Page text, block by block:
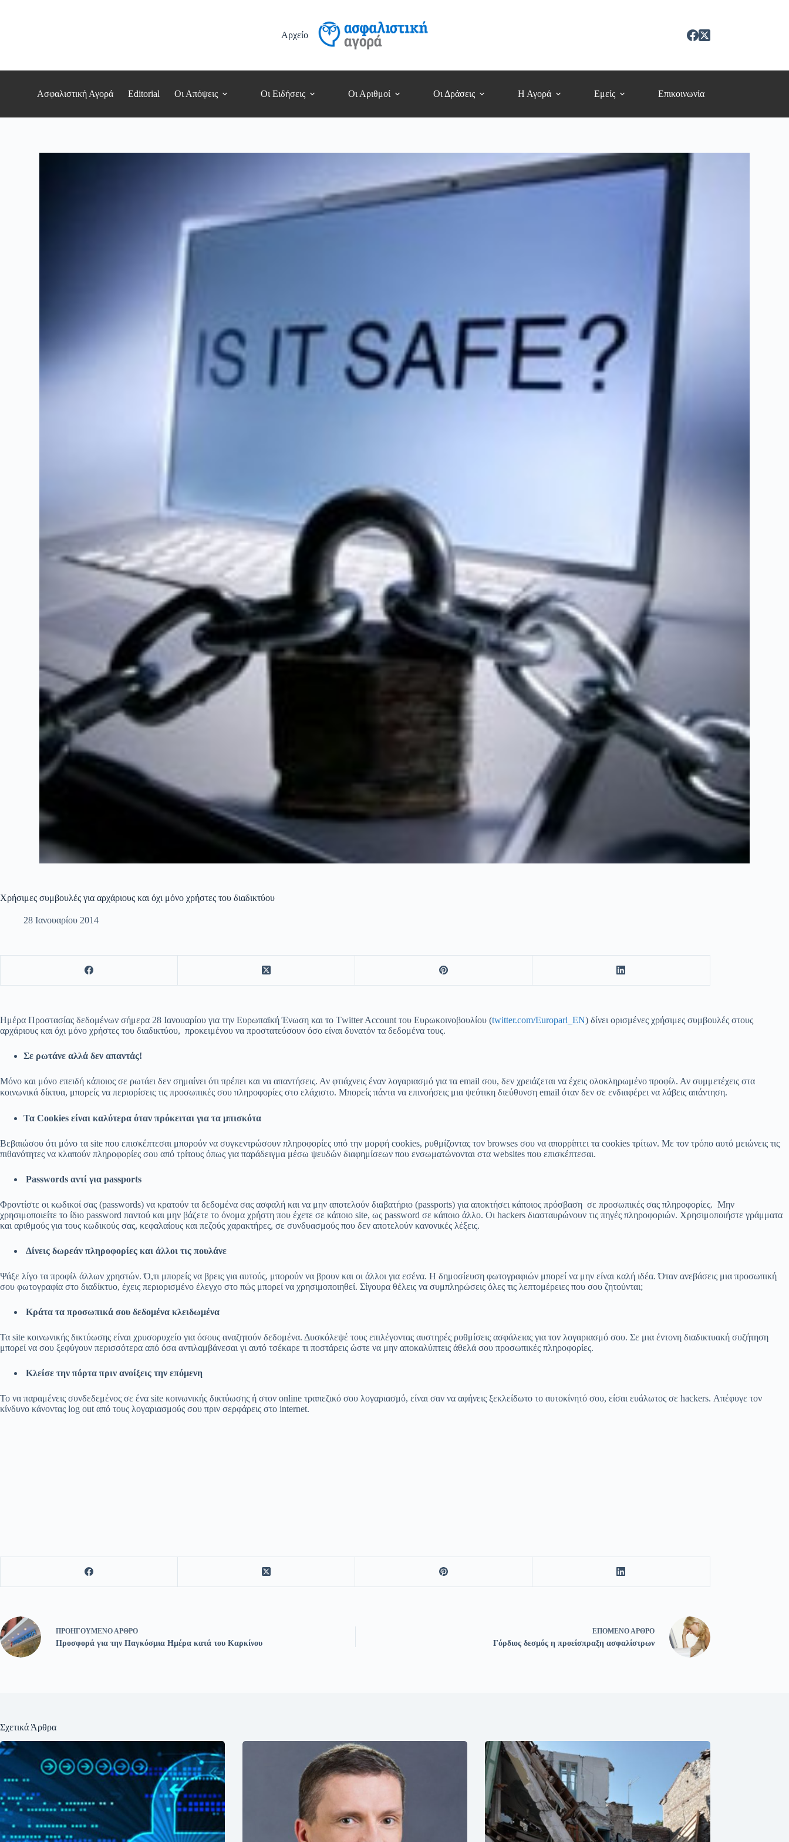
Αρχείο
Ασφαλιστική Αγορά Editorial Οι Απόψεις Οι Ειδήσεις Οι Αριθμοί Οι Δράσεις Η Αγορά Εμείς Επικοινωνία
Χρήσιμες συμβουλές για αρχάριους και όχι μόνο χρήστες του διαδικτύου
28 Ιανουαρίου 2014
Ημέρα Προστασίας δεδομένων σήμερα 28 Ιανουαρίου για την Ευρωπαϊκή Ένωση και το Τwitter Account του Ευρωκοινοβουλίου (twitter.com/Europarl_EN) δίνει ορισμένες χρήσιμες συμβουλές στους
αρχάριους και όχι μόνο χρήστες του διαδικτύου, προκειμένου να προστατεύσουν όσο είναι δυνατόν τα δεδομένα τους.
Σε ρωτάνε αλλά δεν απαντάς!
Μόνο και μόνο επειδή κάποιος σε ρωτάει δεν σημαίνει ότι πρέπει και να απαντήσεις. Αν φτιάχνεις έναν λογαριασμό για τα email σου, δεν χρειάζεται να έχεις ολοκληρωμένο προφίλ. Αν συμμετέχεις στα
κοινωνικά δίκτυα, μπορείς να περιορίσεις τις προσωπικές σου πληροφορίες στο ελάχιστο. Μπορείς πάντα να επινοήσεις μια ψεύτικη διεύθυνση email όταν δεν σε ενδιαφέρει να λάβεις απάντηση.
Τα Cookies είναι καλύτερα όταν πρόκειται για τα μπισκότα
Βεβαιώσου ότι μόνο τα site που επισκέπτεσαι μπορούν να συγκεντρώσουν πληροφορίες υπό την μορφή cookies, ρυθμίζοντας τον browses σου να απορρίπτει τα cookies τρίτων. Με τον τρόπο αυτό μειώνεις τις
πιθανότητες να κλαπούν πληροφορίες σου από τρίτους όπως για παράδειγμα μέσω ψευδών διαφημίσεων που ενσωματώνονται στα websites που επισκέπτεσαι.
Passwords αντί για passports
Φροντίστε οι κωδικοί σας (passwords) να κρατούν τα δεδομένα σας ασφαλή και να μην αποτελούν διαβατήριο (passports) για αποκτήσει κάποιος πρόσβαση σε προσωπικές σας πληροφορίες. Μην
χρησιμοποιείτε το ίδιο password παντού και μην βάζετε το όνομα χρήστη που έχετε σε κάποιο site, ως password σε κάποιο άλλο. Οι hackers διασταυρώνουν τις πηγές πληροφοριών. Χρησιμοποιήστε γράμματα
και αριθμούς για τους κωδικούς σας, κεφαλαίους και πεζούς χαρακτήρες, σε συνδυασμούς που δεν αποτελούν κανονικές λέξεις.
Δίνεις δωρεάν πληροφορίες και άλλοι τις πουλάνε
Ψάξε λίγο τα προφίλ άλλων χρηστών. Ό,τι μπορείς να βρεις για αυτούς, μπορούν να βρουν και οι άλλοι για εσένα. Η δημοσίευση φωτογραφιών μπορεί να μην είναι καλή ιδέα. Όταν ανεβάσεις μια προσωπική
σου φωτογραφία στο διαδίκτυο, έχεις περιορισμένο έλεγχο στο πώς μπορεί να χρησιμοποιηθεί. Σίγουρα θέλεις να συμπληρώσεις όλες τις λεπτομέρειες που σου ζητούνται;
Κράτα τα προσωπικά σου δεδομένα κλειδωμένα
Τα site κοινωνικής δικτύωσης είναι χρυσορυχείο για όσους αναζητούν δεδομένα. Δυσκόλεψέ τους επιλέγοντας αυστηρές ρυθμίσεις ασφάλειας για τον λογαριασμό σου. Σε μια έντονη διαδικτυακή συζήτηση
μπορεί να σου ξεφύγουν περισσότερα από όσα αντιλαμβάνεσαι γι αυτό τσέκαρε τι ποστάρεις ώστε να μην αποκαλύπτεις άθελά σου προσωπικές πληροφορίες.
Κλείσε την πόρτα πριν ανοίξεις την επόμενη
Το να παραμένεις συνδεδεμένος σε ένα site κοινωνικής δικτύωσης ή στον online τραπεζικό σου λογαριασμό, είναι σαν να αφήνεις ξεκλείδωτο το αυτοκίνητό σου, είσαι ευάλωτος σε hackers. Απέφυγε τον
κίνδυνο κάνοντας log out από τους λογαριασμούς σου πριν σερφάρεις στο internet.
ΠΡΟΗΓΟΎΜΕΝΟΆΡΘΡΟ
Προσφορά για την Παγκόσμια Ημέρα κατά του Καρκίνου
ΕΠΌΜΕΝΟΆΡΘΡΟ
Γόρδιος δεσμός η προείσπραξη ασφαλίστρων
Σχετικά Άρθρα